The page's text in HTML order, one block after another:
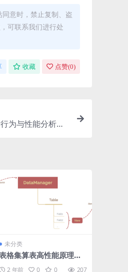
意时，禁止复制、盗
可联系我们进行处
收藏 点赞(0)
为与性能分析的
未分类
格集算表高性能原理：
揭秘纯前端百万行数据秒
2 年前 0 0 207